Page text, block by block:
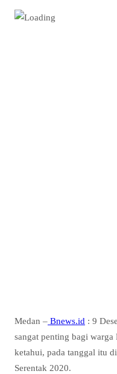
Medan – Bnews.id : 9
sangat penting bagi
ketahui, pada tanggal itu
Serentak 2020.